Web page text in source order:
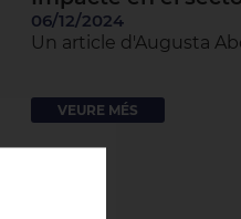
06/12/2024
Un article d'Augusta
VEURE MÉS